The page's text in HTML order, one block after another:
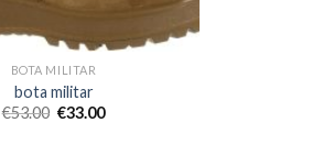
BOTA MILITAR
bota militar
€53.00 €33.00